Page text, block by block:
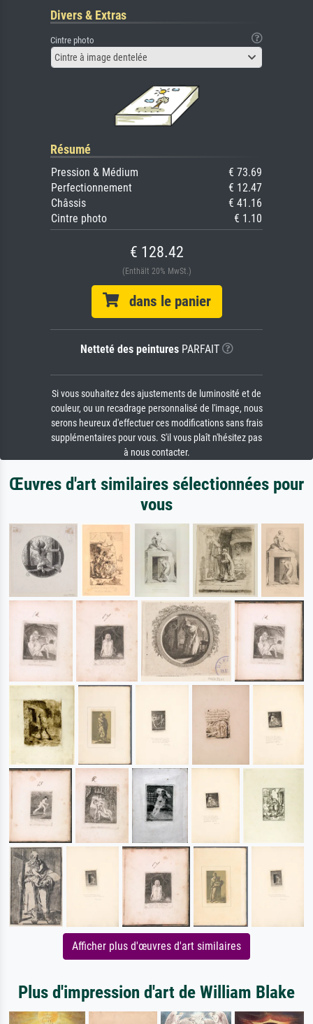
Divers & Extras
Cintre photo
Cintre à image dentelée
Résumé
Pression & Médium
€ 73.69
Perfectionnement
€ 12.47
Châssis
€ 41.16
Cintre photo
€ 1.10
€ 128.42
(Enthält 20% MwSt.)
dans le panier
Netteté des peinturesPARFAIT
Si vous souhaitez des ajustements de luminosité et de
couleur, ou un recadrage personnalisé de l'image, nous
serons heureux d'effectuer ces modifications sans frais
supplémentaires pour vous. S'il vous plaît n'hésitez pas
à nous contacter.
Œuvres d'art similaires sélectionnées pour
vous
Afficher plus d'œuvres d'art similaires
Plus d'impression d'art de William Blake